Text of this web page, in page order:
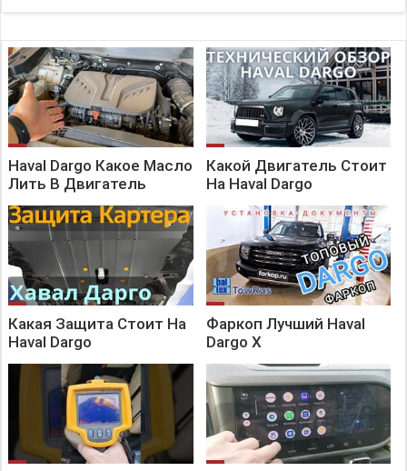
Haval Dargo Какое Масло
Лить В Двигатель
Какой Двигатель Стоит
На Haval Dargo
Какая Защита Стоит На
Haval Dargo
Фаркоп Лучший Haval
Dargo X